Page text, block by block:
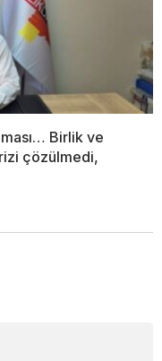
Birlik ve
çözülmedi,